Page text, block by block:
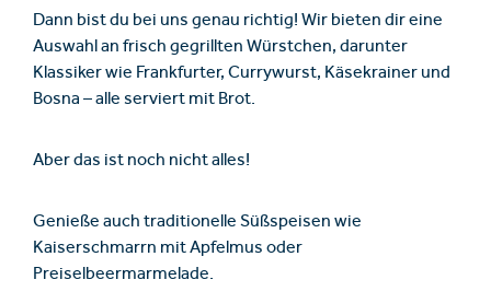
Dann bist du bei uns genau richtig! Wir bieten dir eine
Auswahl an frisch gegrillten Würstchen, darunter
Klassiker wie Frankfurter, Currywurst, Käsekrainer und
Bosna – alle serviert mit Brot.
Aber das ist noch nicht alles!
Genieße auch traditionelle Süßspeisen wie
Kaiserschmarrn mit Apfelmus oder
Preiselbeermarmelade.